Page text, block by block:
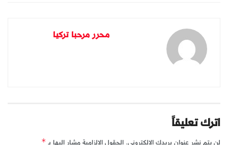
محرر مرحبا تركيا
اترك تعليقاً
لن يتم نشر عنوان بريدك الإلكتروني. الحقول الإلزامية مشار إليها بـ *